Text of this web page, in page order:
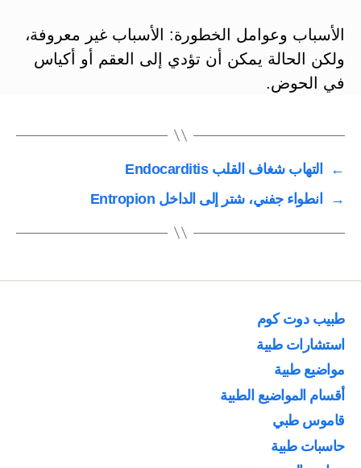
الأسباب وعوامل الخطورة: الأسباب غير معروفة،
ولكن الحالة يمكن أن تؤدي إلى العقم أو أكياس
في الحوض.
←
التهاب شغاف القلب Endocarditis
→
انطواء جفني، شتر إلى الداخل Entropion
طبيب دوت كوم
استشارات طبية
مواضيع طبية
أقسام المواضيع الطبية
قاموس طبي
حاسبات طبية